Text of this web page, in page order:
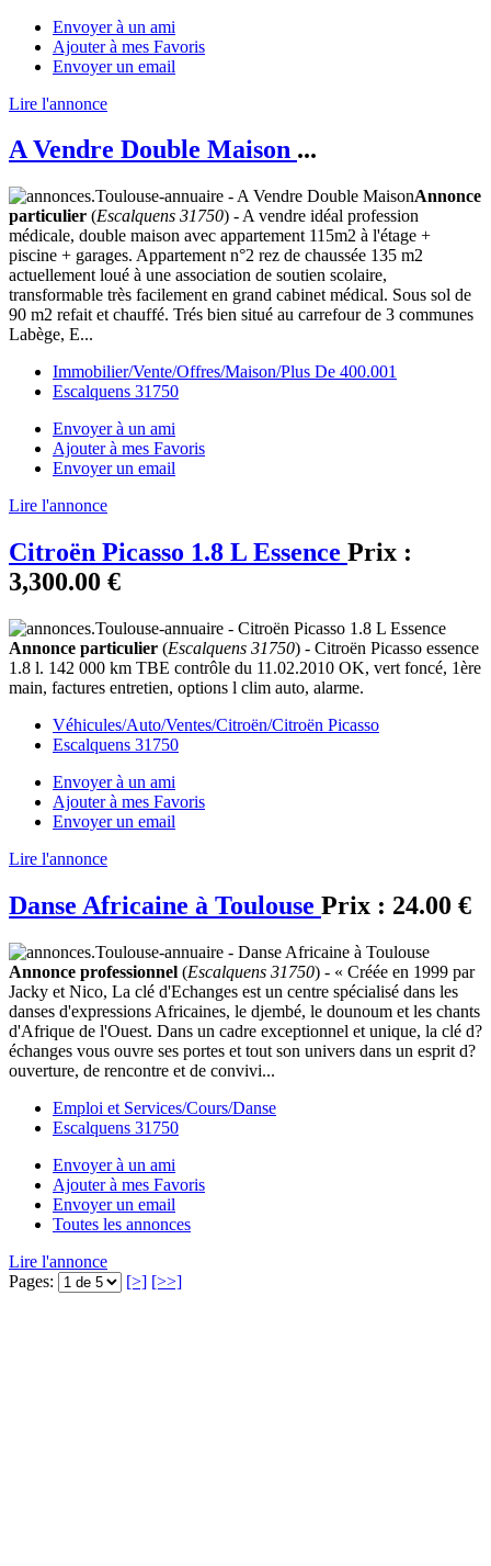
Envoyer à un ami
Ajouter à mes Favoris
Envoyer un email
Lire l'annonce
A Vendre Double Maison ...
Annonce
particulier (Escalquens 31750) - A vendre idéal profession
médicale, double maison avec appartement 115m2 à l'étage +
piscine + garages. Appartement n°2 rez de chaussée 135 m2
actuellement loué à une association de soutien scolaire,
transformable très facilement en grand cabinet médical. Sous sol de
90 m2 refait et chauffé. Trés bien situé au carrefour de 3 communes
Labège, E...
Immobilier/Vente/Offres/Maison/Plus De 400.001
Escalquens 31750
Envoyer à un ami
Ajouter à mes Favoris
Envoyer un email
Lire l'annonce
Citroën Picasso 1.8 L Essence Prix :
3,300.00 €
Annonce particulier (Escalquens 31750) - Citroën Picasso essence
1.8 l. 142 000 km TBE contrôle du 11.02.2010 OK, vert foncé, 1ère
main, factures entretien, options l clim auto, alarme.
Véhicules/Auto/Ventes/Citroën/Citroën Picasso
Escalquens 31750
Envoyer à un ami
Ajouter à mes Favoris
Envoyer un email
Lire l'annonce
Danse Africaine à Toulouse Prix : 24.00 €
Annonce professionnel (Escalquens 31750) - « Créée en 1999 par
Jacky et Nico, La clé d'Echanges est un centre spécialisé dans les
danses d'expressions Africaines, le djembé, le dounoum et les chants
d'Afrique de l'Ouest. Dans un cadre exceptionnel et unique, la clé d?
échanges vous ouvre ses portes et tout son univers dans un esprit d?
ouverture, de rencontre et de convivi...
Emploi et Services/Cours/Danse
Escalquens 31750
Envoyer à un ami
Ajouter à mes Favoris
Envoyer un email
Toutes les annonces
Lire l'annonce
Pages:
[>] [>>]